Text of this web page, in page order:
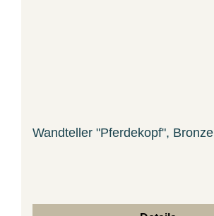
Wandteller "Pferdekopf", Bronze